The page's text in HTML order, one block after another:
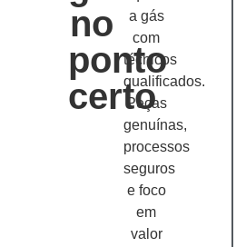
no
ponto
certo
a gás
com
técnicos
qualificados.
Peças
genuínas,
processos
seguros
e foco
em
valor